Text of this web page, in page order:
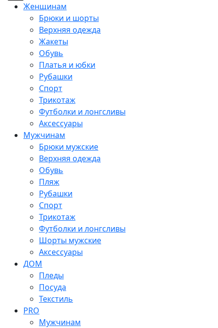
Женщинам
Брюки и шорты
Верхняя одежда
Жакеты
Обувь
Платья и юбки
Рубашки
Спорт
Трикотаж
Футболки и лонгсливы
Аксессуары
Мужчинам
Брюки мужские
Верхняя одежда
Обувь
Пляж
Рубашки
Спорт
Трикотаж
Футболки и лонгсливы
Шорты мужские
Аксессуары
ДОМ
Пледы
Посуда
Текстиль
PRO
Мужчинам